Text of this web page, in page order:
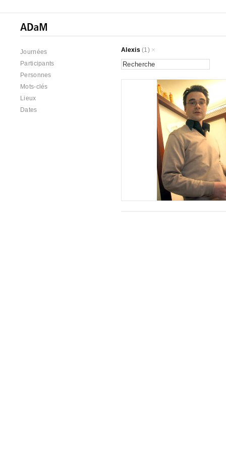
Journées
Participants
Personnes
Mots-clés
Lieux
Dates
Alexis (1)